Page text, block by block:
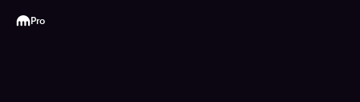
Kraken
Pro